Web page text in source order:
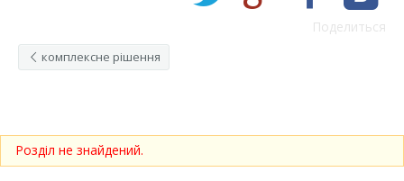
Поделиться
комплексне рішення
Розділ не знайдений.